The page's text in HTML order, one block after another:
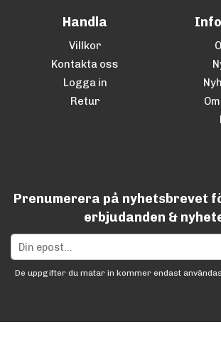
Handla
Villkor
Kontakta oss
Logga in
Retur
Prenumerera på nyhetsbrevet
erbjudanden &
De uppgifter du matar in kommer endast